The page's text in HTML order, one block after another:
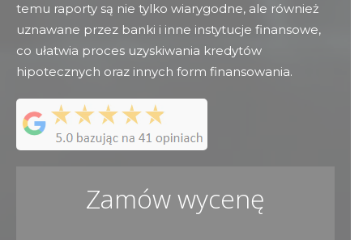
temu raporty są nie tylko wiarygodne, ale również
uznawane przez banki i inne instytucje finansowe,
co ułatwia proces uzyskiwania kredytów
hipotecznych oraz innych form finansowania.
Zamów wycenę